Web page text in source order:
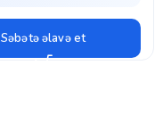
Səbətə əlavə et